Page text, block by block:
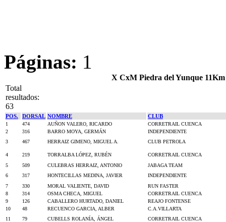
Páginas: 1
X CxM Piedra del Yunque
Total
resultados:
63
POS. DORSAL NOMBRE CLUB
1 474 AUÑON VALERO, RICARDO
CORRETRAIL CUENCA
2
316 BARRO MOYA, GERMÁN
INDEPENDIENTE
3
467 HERRAIZ GIMENO, MIGUEL A. CLUB PETROLA
4 219 TORRALBA LÓPEZ, RUBÉN
CORRETRAIL CUENCA
5
509 CULEBRAS HERRAIZ, ANTONIO
JABAGA TEAM
6
317 HONTECILLAS MEDINA, JAVIER
INDEPENDIENTE
7
330 MORAL VALIENTE, DAVID
RUN FASTER
8
314 OSMA CHECA, MIGUEL
CORRETRAIL CUENCA
9
126 CABALLERO HURTADO, DANIEL
REAJO FONTENSE
10
48 RECUENCO GARCIA, ALBER
C.A.VILLARTA
11
79 CUBELLS ROLANÍA, ÁNGEL
CORRETRAIL CUENCA